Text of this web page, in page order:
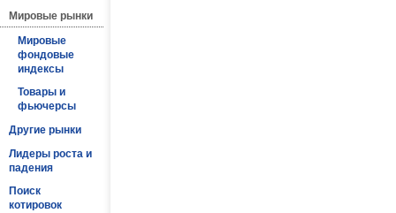
Мировые рынки
Мировые
фондовые
индексы
Товары и
фьючерсы
Другие рынки
Лидеры роста и
падения
Поиск
котировок